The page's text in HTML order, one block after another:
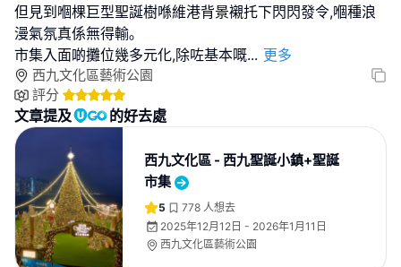
但見到嗰棵巨型聖誕樹喺維港背景襯托下閃閃發令,嗰種浪
漫氣氛真係無得輸｡
市集入面啲攤位幾多元化,除咗基本嘅... 更多
西九文化區藝術公園
評分
文章提及 的好去處
西九文化區 - 西九聖誕小鎮+聖誕
市集
5 778 人想去
2025年12月12日 - 2026年1月11日
西九文化區藝術公園